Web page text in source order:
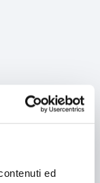
ed